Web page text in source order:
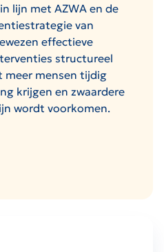
lijn met AZWA en de
van
effectieve
structureel
meer mensen tijdig
krijgen en zwaardere
wordt voorkomen.